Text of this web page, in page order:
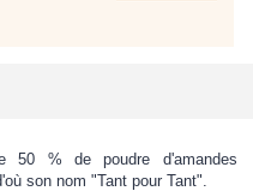
50 % de poudre d'amandes
son nom "Tant pour Tant".